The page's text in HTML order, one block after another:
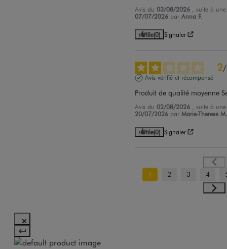
Avis du03/08/2026
, suite à
07/07/2026 parAnna F.
Utile(0) Signaler
2/
Avis vérifié et récompensé
Produit de qualité moyenne
Avis du02/08/2026
, suite à
20/07/2026 parMarie-Therese
Utile(0) Signaler
1 2 3 4